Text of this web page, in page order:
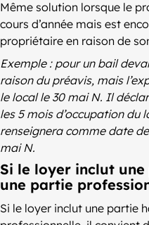
Même solution lorsque le
cours d’année mais est
propriétaire en raison de
Exemple : pour un bail
raison du préavis, mais
le local le 30 mai N. Il
les 5 mois d’occupation du
renseignera comme date
mai N.
Si le loyer inclut
une partie
Si le loyer inclut une partie